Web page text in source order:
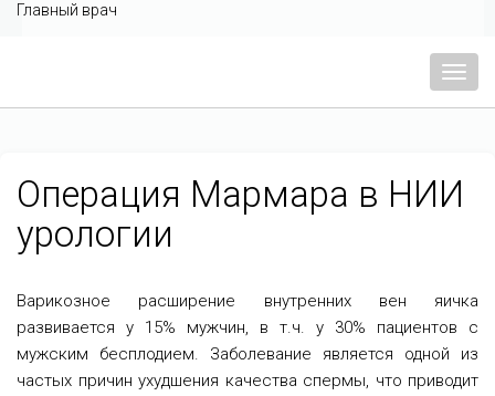
Главный врач
Меню
Операция Мармара в НИИ
урологии
Варикозное расширение внутренних вен яичка
развивается у 15% мужчин, в т.ч. у 30% пациентов с
мужским бесплодием. Заболевание является одной из
частых причин ухудшения качества спермы, что приводит